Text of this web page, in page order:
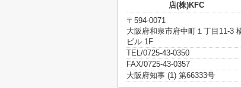
店(株)KFC
〒594-0071
大阪府和泉市府中町１丁目11-3
ビル 1F
TEL/0725-43-0350
FAX/0725-43-0357
大阪府知事 (1) 第66333号